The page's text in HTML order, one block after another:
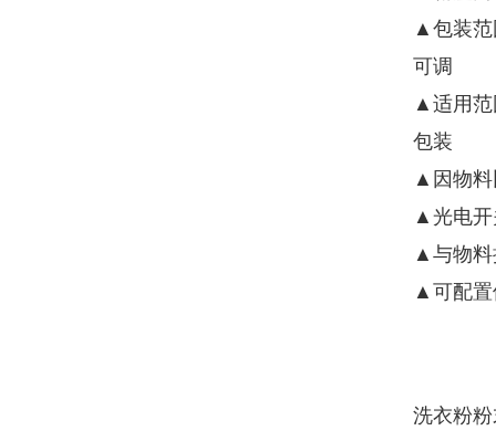
▲包装范
可调
▲适用范
包装
▲因物料
▲光电开
▲与物料
▲可配置
洗衣粉